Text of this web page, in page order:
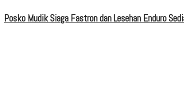
Posko Mudik Siaga Fastron dan Lesehan Enduro